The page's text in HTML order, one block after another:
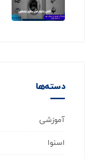
دسته‌ها
آموزشی
اسنوا